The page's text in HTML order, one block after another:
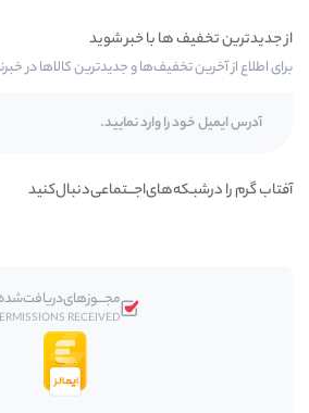
از جدیدترین تخفیف ها با خبر شوید
برای اطلاع از آخرین تخفیف‌ها و جدیدترین کالاها در
آفتاب گرم را در‌‌شبـکه‌های‌اجـــتماعی‌دنبال‌کنید
RECEIVED